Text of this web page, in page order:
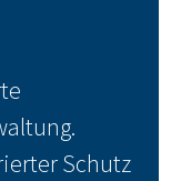
Schutz